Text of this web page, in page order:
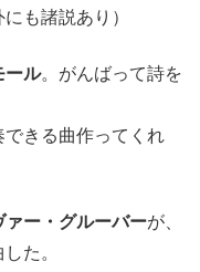
も諸説あり）
ール。がんばって詩を
できる曲作ってくれ
ー・グルーバーが、
た。